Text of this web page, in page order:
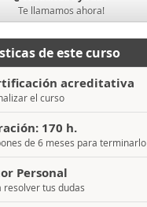
Te llamamos ahora!
de este curso
acreditativa
el curso
170 h.
de 6 meses para terminarlo
Personal
resolver tus dudas